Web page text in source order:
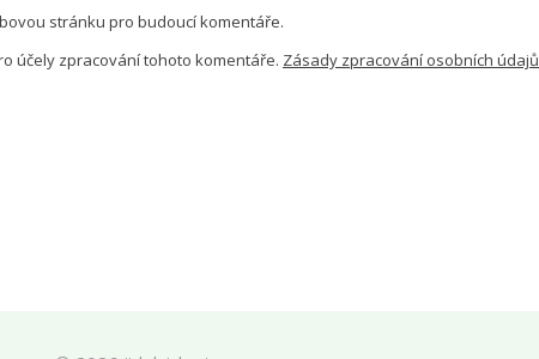
stránku pro budoucí komentáře.
účely zpracování tohoto komentáře. Zásady zpracování osobních údajů